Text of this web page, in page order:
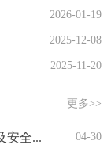
2026-01-19
2025-12-08
2025-11-20
更多>>
数智经济学院2026年“五一”劳动节放假及安全温馨提示 04-30